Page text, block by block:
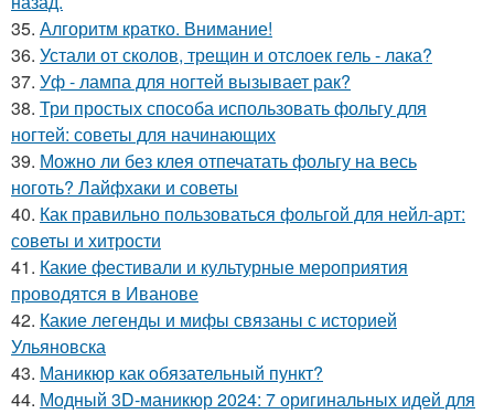
35. Алгоритм кратко. Внимание!
36. Устали от сколов, трещин и отслоек гель - лака?
37. Уф - лампа для ногтей вызывает рак?
38. Три простых способа использовать фольгу для
ногтей: советы для начинающих
39. Можно ли без клея отпечатать фольгу на весь
ноготь? Лайфхаки и советы
40. Как правильно пользоваться фольгой для нейл-арт:
советы и хитрости
41. Какие фестивали и культурные мероприятия
проводятся в Иванове
42. Какие легенды и мифы связаны с историей
Ульяновска
43. Маникюр как oбязательный пункт?
44. Модный 3D-маникюр 2024: 7 оригинальных идей для